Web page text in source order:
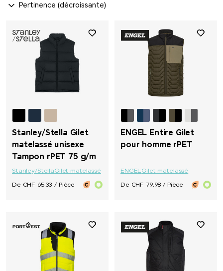
Stanley/Stella Gilet
matelassé unisexe
Tampon rPET 75 g/m
Stanley/StellaGilet matelassé
De CHF 65.33 / Pièce
ENGEL Entire Gilet
pour homme rPET
ENGELGilet matelassé
De CHF 79.98 / Pièce